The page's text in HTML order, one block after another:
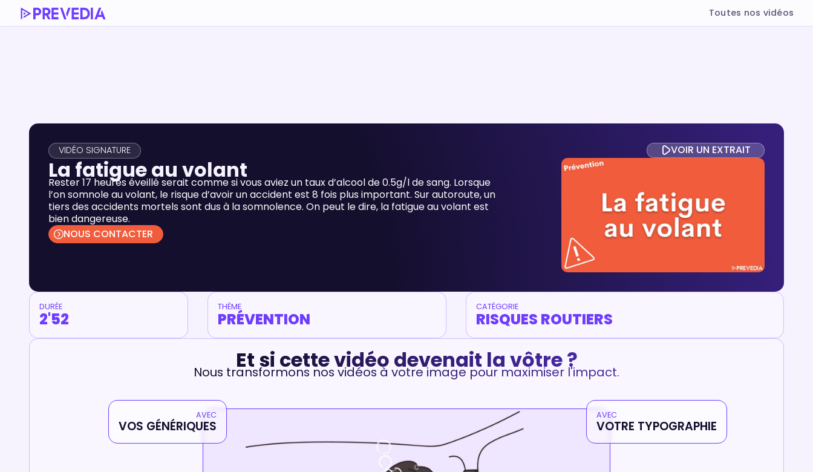
Toutes nos vidéos
VIDÉO SIGNATURE
La fatigue au volant
Rester 17 heures éveillé serait comme si vous aviez un taux d’alcool de 0.5g/l de sang. Lorsque
l’on somnole au volant, le risque d’avoir un accident est 8 fois plus important. Sur autoroute, un
tiers des accidents mortels sont dus à la somnolence. On peut le dire, la fatigue au volant est
bien dangereuse.
NOUS CONTACTER
VOIR UN EXTRAIT
DURÉE
2'52
THÈME
PRÉVENTION
CATÉGORIE
RISQUES ROUTIERS
Et si cette vidéo devenait la vôtre ?
Nous transformons nos vidéos à votre image pour maximiser l'impact.
AVEC
VOS GÉNÉRIQUES
AVEC
VOTRE TYPOGRAPHIE